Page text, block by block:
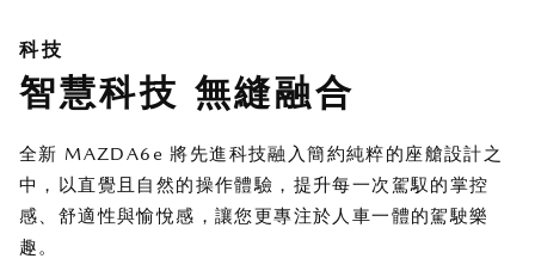
科技
智慧科技 無縫融合
全新 MAZDA6e 將先進科技融入簡約純粹的座艙設計之
中，以直覺且自然的操作體驗，提升每一次駕馭的掌控
感、舒適性與愉悅感，讓您更專注於人車一體的駕駛樂
趣。